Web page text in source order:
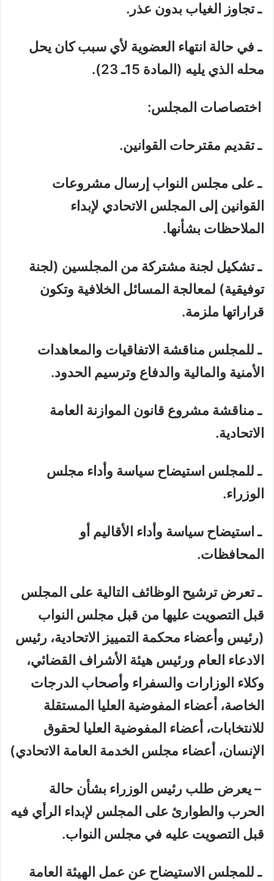
ـ تجاوز الغياب بدون عذر.
ـ في حالة انتهاء العضوية لأي سبب كان يحل
محله الذي يليه (المادة 15ـ 23).
اختصاصات المجلس:
ـ تقديم مقترحات القوانين.
ـ على مجلس النواب إرسال مشروعات
القوانين إلى المجلس الاتحادي لإبداء
الملاحظات بشأنها.
ـ تشكيل لجنة مشتركة من المجلسين (لجنة
توفيقية) لمعالجة المسائل الخلافية وتكون
قراراتها ملزمة.
ـ للمجلس مناقشة الاتفاقيات والمعاهدات
الأمنية والمالية والدفاع وترسيم الحدود.
ـ مناقشة مشروع قانون الموازنة العامة
الاتحادية.
ـ للمجلس استيضاح سياسة وأداء مجلس
الوزراء.
ـ استيضاح سياسة وأداء الأقاليم أو
المحافظات.
ـ تعرض ترشيح الوظائف التالية على المجلس
قبل التصويت عليها من قبل مجلس النواب
(رئيس وأعضاء محكمة التمييز الاتحادية، رئيس
الادعاء العام ورئيس هيئة الأشراف القضائي،
وكلاء الوزارات والسفراء وأصحاب الدرجات
الخاصة، أعضاء المفوضية العليا المستقلة
للانتخابات، أعضاء المفوضية العليا لحقوق
الإنسان، أعضاء مجلس الخدمة العامة الاتحادي)
– يعرض طلب رئيس الوزراء بشأن حالة
الحرب والطوارئ على المجلس لإبداء الرأي فيه
قبل التصويت عليه في مجلس النواب.
ـ للمجلس الاستيضاح عن عمل الهيئة العامة